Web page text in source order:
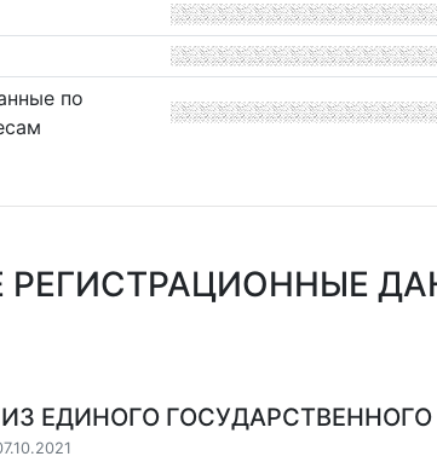
по
РЕГИСТРАЦИОННЫЕ
ЕДИНОГО